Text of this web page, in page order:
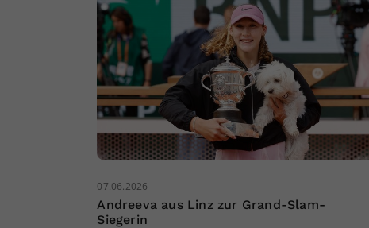
07.06.2026
Andreeva aus Linz zur Grand-Slam-
Siegerin